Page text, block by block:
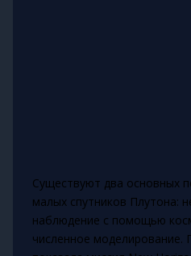
Существуют два основных
малых спутников Плутона:
наблюдение с помощью
численное моделирование.